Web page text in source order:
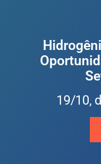
19/10,